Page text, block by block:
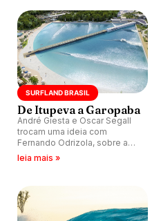
SURFLAND BRASIL
De Itupeva a Garopaba
André Giesta e Oscar Segall
trocam uma ideia com
Fernando Odrizola, sobre a
tecnologia Wavegarden na
leia mais »